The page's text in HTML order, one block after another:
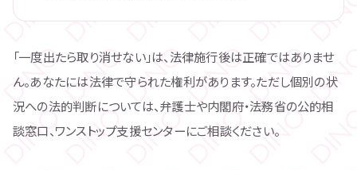
「一度出たら取り消せない」は、法律施行後は正確ではありませ
ん。あなたには法律で守られた権利があります。ただし個別の状
況への法的判断については、弁護士や内閣府・法務省の公的相
談窓口、ワンストップ支援センターにご相談ください。